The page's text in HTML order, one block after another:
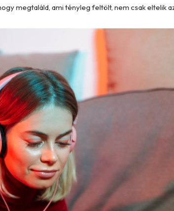
megtaláld, ami tényleg feltölt, nem csak eltelik